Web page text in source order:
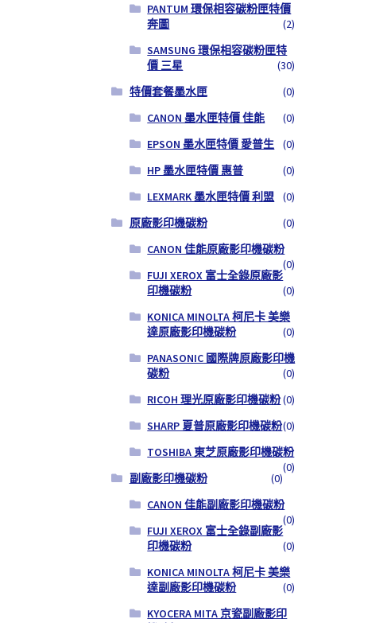
PANTUM 環保相容碳粉匣特價
奔圖
(2)
SAMSUNG 環保相容碳粉匣特
價 三星
(30)
特價套餐墨水匣
(0)
CANON 墨水匣特價 佳能
(0)
EPSON 墨水匣特價 愛普生
(0)
HP 墨水匣特價 惠普
(0)
LEXMARK 墨水匣特價 利盟
(0)
原廠影印機碳粉
(0)
CANON 佳能原廠影印機碳粉
(0)
FUJI XEROX 富士全錄原廠影
印機碳粉
(0)
KONICA MINOLTA 柯尼卡 美樂
達原廠影印機碳粉
(0)
PANASONIC 國際牌原廠影印機
碳粉
(0)
RICOH 理光原廠影印機碳粉(0)
SHARP 夏普原廠影印機碳粉(0)
TOSHIBA 東芝原廠影印機碳粉
(0)
副廠影印機碳粉
(0)
CANON 佳能副廠影印機碳粉
(0)
FUJI XEROX 富士全錄副廠影
印機碳粉
(0)
KONICA MINOLTA 柯尼卡 美樂
達副廠影印機碳粉
(0)
KYOCERA MITA 京瓷副廠影印